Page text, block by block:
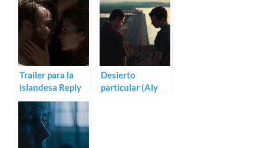
and White
(Babatunde
Apalowo)
Trailer para la
islandesa Reply
To a Letter From
Helga
Desierto
particular (Aly